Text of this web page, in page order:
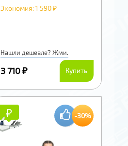
Экономия: 1 590 ₽
Нашли дешевле? Жми.
3 710 ₽ Купить
₽₽ -30%